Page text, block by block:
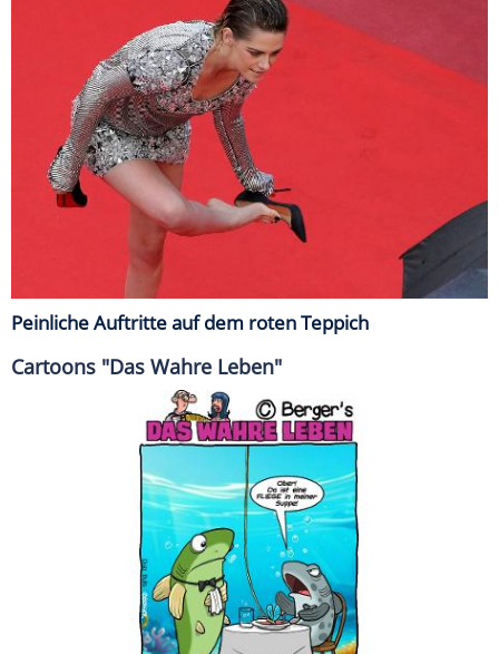
Peinliche Auftritte auf dem roten Teppich
Cartoons "Das Wahre Leben"